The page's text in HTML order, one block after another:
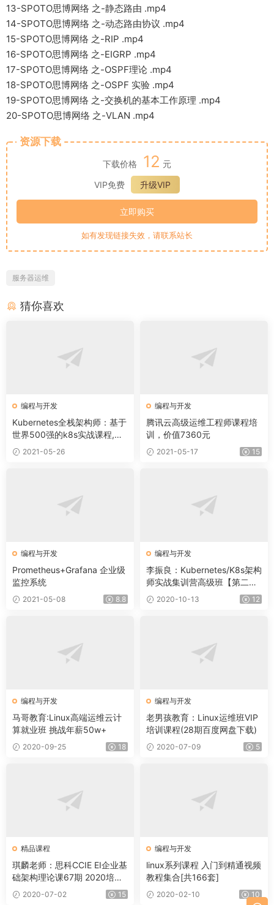
13-SPOTO思博网络 之-静态路由 .mp4
14-SPOTO思博网络 之-动态路由协议 .mp4
15-SPOTO思博网络 之-RIP .mp4
16-SPOTO思博网络 之-EIGRP .mp4
17-SPOTO思博网络 之-OSPF理论 .mp4
18-SPOTO思博网络 之-OSPF 实验 .mp4
19-SPOTO思博网络 之-交换机的基本工作原理 .mp4
20-SPOTO思博网络 之-VLAN .mp4
资源下载
下载价格 12 元
VIP免费
升级VIP
立即购买
如有发现链接失效，请联系站长
服务器运维
猜你喜欢
编程与开发
Kubernetes全栈架构师：基于
世界500强的k8s实战课程,价
值1398元
2021-05-26
编程与开发
腾讯云高级运维工程师课程培
训，价值7360元
2021-05-17 15
编程与开发
Prometheus+Grafana 企业级
监控系统
2021-05-08 8.8
编程与开发
李振良：Kubernetes/K8s架构
师实战集训营高级班【第二
期】2020-10-13 12
编程与开发
马哥教育:Linux高端运维云计
算就业班 挑战年薪50w+
2020-09-25 18
编程与开发
老男孩教育：Linux运维班VIP
培训课程(28期百度网盘下载)
2020-07-09 5
精品课程
琪麟老师：思科CCIE EI企业基
础架构理论课67期 2020培训
视频下载共16.3G
2020-07-02 15
编程与开发
linux系列课程 入门到精通视频
教程集合[共166套]
2020-02-10 10